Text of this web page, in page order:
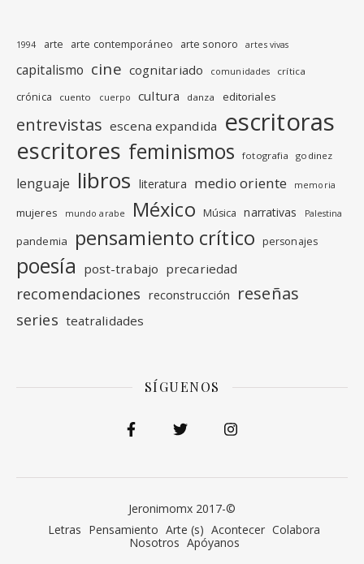
1994 arte arte contemporáneo arte sonoro artes vivas
capitalismo cine cognitariado comunidades crítica
crónica cuento cuerpo cultura danza editoriales
entrevistas escena expandida escritoras
escritores feminismos fotografia godinez
lenguaje libros literatura medio oriente memoria
mujeres mundo arabe México Música narrativas Palestina
pandemia pensamiento crítico personajes
poesía post-trabajo precariedad
recomendaciones reconstrucción reseñas
series teatralidades
SÍGUENOS
Jeronimomx 2017-©
Letras Pensamiento Arte (s) Acontecer Colabora
Nosotros Apóyanos